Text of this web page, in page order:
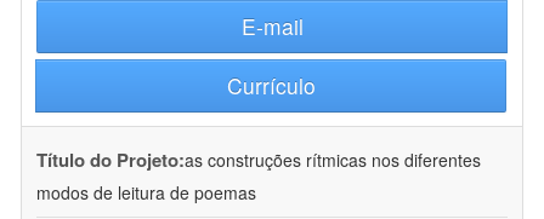
E-mail
Currículo
Título do Projeto:as construções rítmicas nos diferentes
modos de leitura de poemas